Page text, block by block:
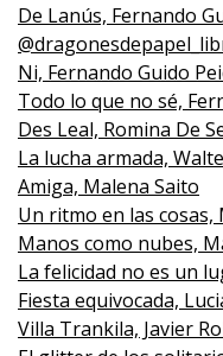
De Lanús, Fernando
Ni, Fernando Guido
Todo lo que no sé,
Des Leal, Romina De
La lucha armada,
Amiga, Malena Saito
Un ritmo en las cosas,
Manos como nubes,
La felicidad no es un
Fiesta equivocada,
Villa Trankila, Javier